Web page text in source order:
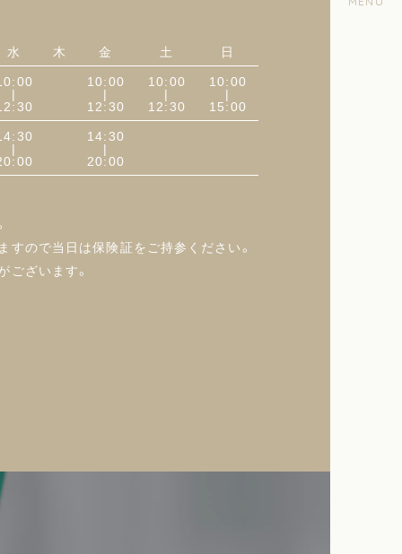
水 木 金 土
日
|
10:00
|
12:30
10:00
|
12:30
10:00
|
15:00
|
14:30
|
20:00
すので当日は保険証をご持参ください。
ざいます。